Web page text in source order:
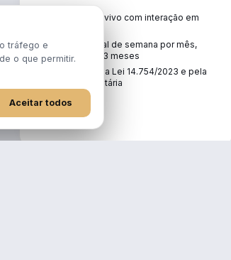
trusts e offshore sob a Lei
14.754/2023 e a Reforma Tributária.
MBA 100% ao vivo com interação em
Aulas em 1 final de semana por mês,
gravadas por 3 meses
Atualizado pela Lei 14.754/2023 e pela
Reforma Tributária
DURAÇÃO
12 meses
tráfego e
o que permitir.
Aceitar todos